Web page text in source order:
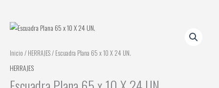
Inicio / HERRAJES/ Escuadra Plana 65 x 10 X 24 UN.
HERRAJES